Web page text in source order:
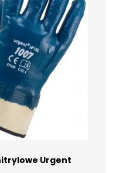
Urgent